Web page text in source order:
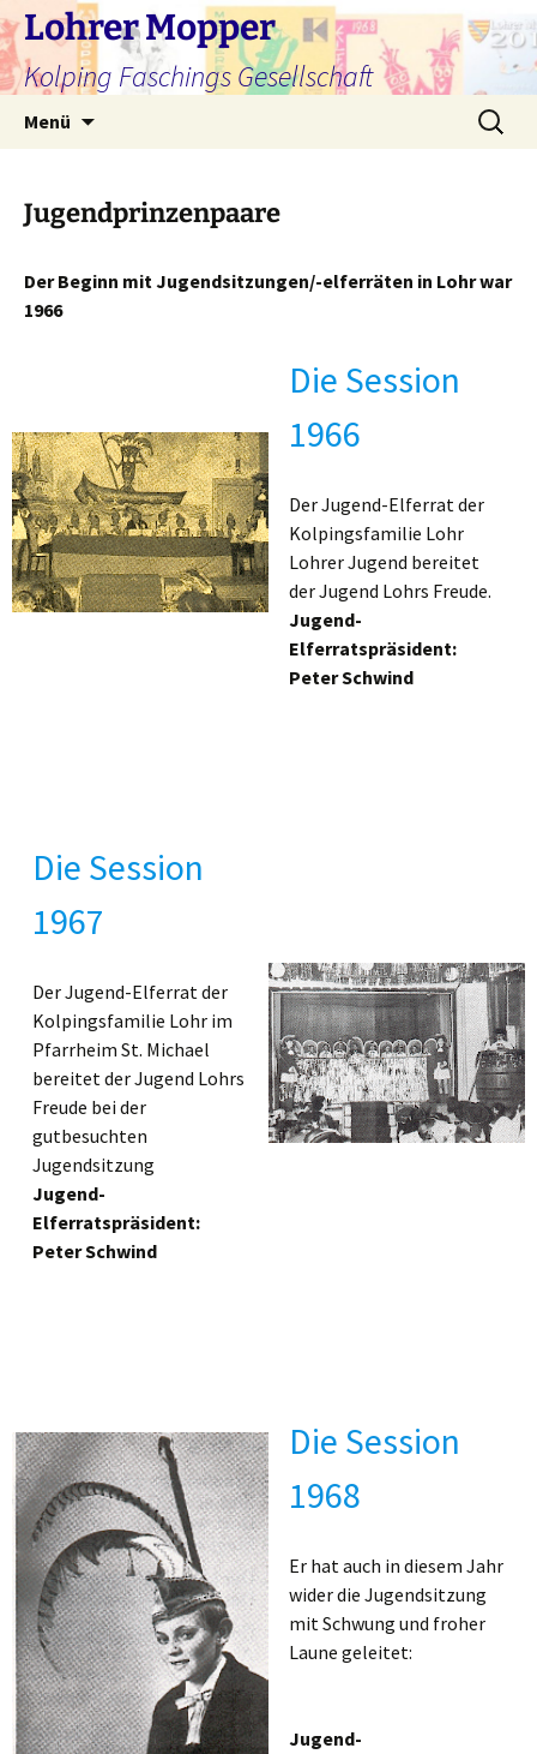
Zum
Inhalt
springen
Lohrer Mopper
Kolping Faschings Gesellschaft
Menü
Suchen
nach:
Jugendprinzenpaare
Der Beginn mit Jugendsitzungen/-elferräten in Lohr war
1966
Die Session
1966
Der Jugend-Elferrat der
Kolpingsfamilie Lohr
Lohrer Jugend bereitet
der Jugend Lohrs Freude.
Jugend-
Elferratspräsident:
Peter Schwind
Die Session
1967
Der Jugend-Elferrat der
Kolpingsfamilie Lohr im
Pfarrheim St. Michael
bereitet der Jugend Lohrs
Freude bei der
gutbesuchten
Jugendsitzung
Jugend-
Elferratspräsident:
Peter Schwind
Die Session
1968
Er hat auch in diesem Jahr
wider die Jugendsitzung
mit Schwung und froher
Laune geleitet:
Jugend-